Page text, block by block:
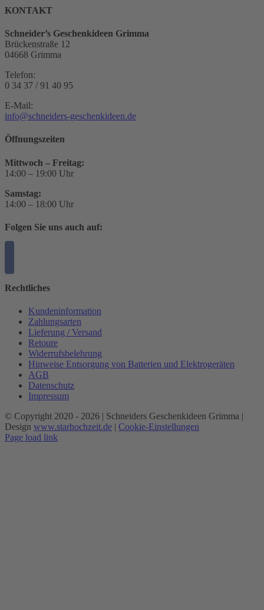
KONTAKT
Schneider’s Geschenkideen Grimma
Brückenstraße 12
04668 Grimma
Telefon:
0 34 37 / 91 40 95
E-Mail:
info@schneiders-geschenkideen.de
Öffnungszeiten
Mittwoch – Freitag:
14:00 – 19:00 Uhr
Samstag:
14:00 – 18:00 Uhr
Folgen Sie uns auch auf:
Rechtliches
Kundeninformation
Zahlungsarten
Lieferung / Versand
Retoure
Widerrufsbelehrung
Hinweise Entsorgung von Batterien und Elektrogeräten
AGB
Datenschutz
Impressum
© Copyright 2020 - 2026 | Schneiders Geschenkideen Grimma |
Design www.starhochzeit.de | Cookie-Einstellungen
Page load link